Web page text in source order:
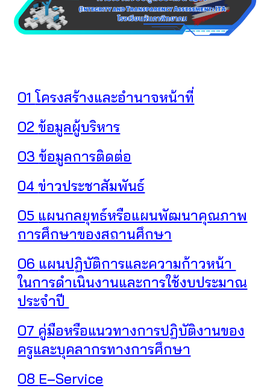
O1โครงสร้างและอำนาจหน้าที่
O2ข้อมูลผู้บริหาร
O3ข้อมูลการติดต่อ
04ข่าวประชาสัมพันธ์
O5 แผนกลยุทธ์หรือแผนพัฒนาคุณภาพ
การศึกษาของสถานศึกษา
O6 แผนปฏิบัติการและความก้าวหน้า
ในการดำเนินงานและการใช้งบประมาณ
ประจำปี
O7 คู่มือหรือแนวทางการปฏิบัติงานของ
ครูและบุคลากรทางการศึกษา
O8 E–Service